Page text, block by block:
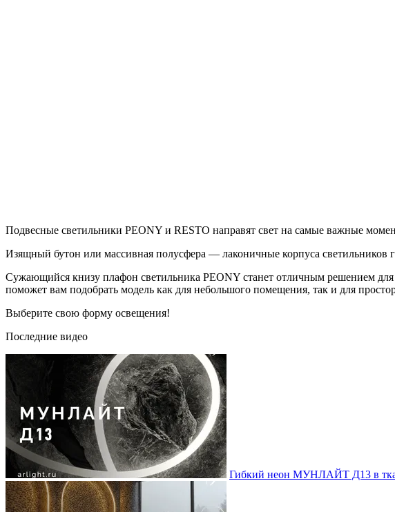
Подвесные светильники PEONY и RESTO направят свет на самые важные
Изящный бутон или массивная полусфера — лаконичные корпуса светильников
Сужающийся книзу плафон светильника PEONY станет отличным решением
поможет вам подобрать модель как для небольшого помещения, так и для
Выберите свою форму освещения!
Последние видео
Гибкий неон МУНЛАЙТ Д13 в